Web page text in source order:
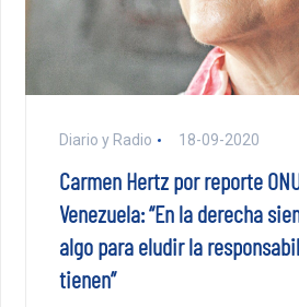
Diario y Radio 18-09-2020
Carmen Hertz por reporte
Venezuela: “En la derecha
algo para eludir la
tienen”